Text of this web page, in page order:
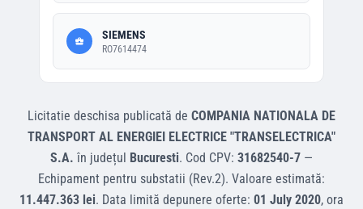
SIEMENS
RO7614474
Licitatie deschisa publicată de COMPANIA NATIONALA DE
TRANSPORT AL ENERGIEI ELECTRICE "TRANSELECTRICA"
S.A. în județul Bucuresti. Cod CPV: 31682540-7 —
Echipament pentru substatii (Rev.2). Valoare estimată:
11.447.363 lei. Data limită depunere oferte: 01 July 2020, ora